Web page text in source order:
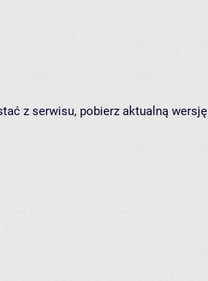
z serwisu, pobierz aktualną wersję